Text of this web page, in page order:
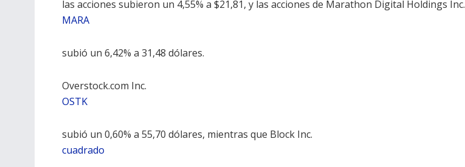
las acciones subieron un 4,55% a $21,81, y las acciones de Marathon Digital Holdings Inc.
MARA
subió un 6,42% a 31,48 dólares.
Overstock.com Inc.
OSTK
subió un 0,60% a 55,70 dólares, mientras que Block Inc.
cuadrado